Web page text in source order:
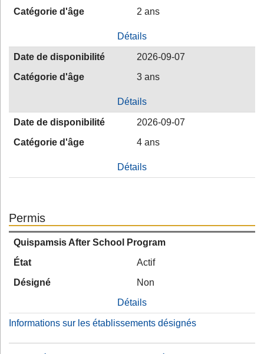
Catégorie d'âge
2 ans
Détails
Date de disponibilité
2026-09-07
Catégorie d'âge
3 ans
Détails
Date de disponibilité
2026-09-07
Catégorie d'âge
4 ans
Détails
Permis
Quispamsis After School Program
État
Actif
Désigné
Non
Détails
Informations sur les établissements désignés